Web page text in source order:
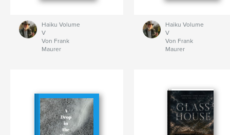
Haiku Volume
V
Von Frank
Maurer
Haiku Volume
V
Von Frank
Maurer